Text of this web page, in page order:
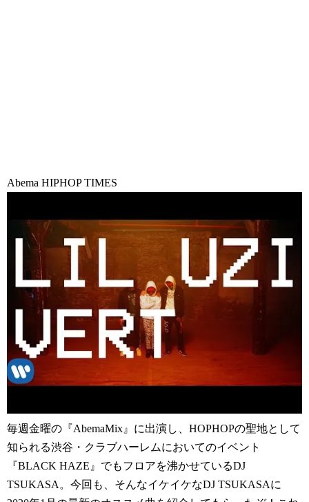
Abema HIPHOP TIMES
毎週金曜の『AbemaMix』に出演し、HOPHOPの聖地として
知られる渋谷・クラブハーレムにおいてのイベント
『BLACK HAZE』でもフロアを沸かせているDJ
TSUKASA。今回も、そんなイケイケなDJ TSUKASAに